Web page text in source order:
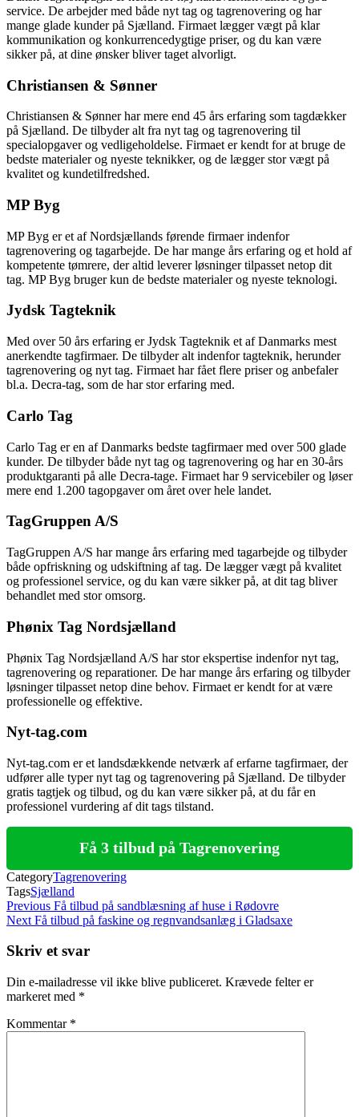
service. De arbejder med både nyt tag og tagrenovering og har
mange glade kunder på Sjælland. Firmaet lægger vægt på klar
kommunikation og konkurrencedygtige priser, og du kan være
sikker på, at dine ønsker bliver taget alvorligt.
Christiansen & Sønner
Christiansen & Sønner har mere end 45 års erfaring som tagdækker
på Sjælland. De tilbyder alt fra nyt tag og tagrenovering til
specialopgaver og vedligeholdelse. Firmaet er kendt for at bruge de
bedste materialer og nyeste teknikker, og de lægger stor vægt på
kvalitet og kundetilfredshed.
MP Byg
MP Byg er et af Nordsjællands førende firmaer indenfor
tagrenovering og tagarbejde. De har mange års erfaring og et hold af
kompetente tømrere, der altid leverer løsninger tilpasset netop dit
tag. MP Byg bruger kun de bedste materialer og nyeste teknologi.
Jydsk Tagteknik
Med over 50 års erfaring er Jydsk Tagteknik et af Danmarks mest
anerkendte tagfirmaer. De tilbyder alt indenfor tagteknik, herunder
tagrenovering og nyt tag. Firmaet har fået flere priser og anbefaler
bl.a. Decra-tag, som de har stor erfaring med.
Carlo Tag
Carlo Tag er en af Danmarks bedste tagfirmaer med over 500 glade
kunder. De tilbyder både nyt tag og tagrenovering og har en 30-års
produktgaranti på alle Decra-tage. Firmaet har 9 servicebiler og løser
mere end 1.200 tagopgaver om året over hele landet.
TagGruppen A/S
TagGruppen A/S har mange års erfaring med tagarbejde og tilbyder
både opfriskning og udskiftning af tag. De lægger vægt på kvalitet
og professionel service, og du kan være sikker på, at dit tag bliver
behandlet med stor omsorg.
Phønix Tag Nordsjælland
Phønix Tag Nordsjælland A/S har stor ekspertise indenfor nyt tag,
tagrenovering og reparationer. De har mange års erfaring og tilbyder
løsninger tilpasset netop dine behov. Firmaet er kendt for at være
professionelle og effektive.
Nyt-tag.com
Nyt-tag.com er et landsdækkende netværk af erfarne tagfirmaer, der
udfører alle typer nyt tag og tagrenovering på Sjælland. De tilbyder
gratis tagtjek og tilbud, og du kan være sikker på, at du får en
professionel vurdering af dit tags tilstand.
Få 3 tilbud på Tagrenovering
CategoryTagrenovering
TagsSjælland
Indlægsnavigation
Previous
Post
Previous Få tilbud på sandblæsning af huse i Rødovre
Next
Next Få tilbud på faskine og regnvandsanlæg i Gladsaxe
Skriv et svar
Din e-mailadresse vil ikke blive publiceret. Krævede felter er
markeret med *
Kommentar *